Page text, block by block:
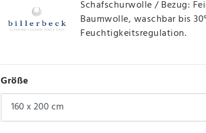
Schafschurwolle / Bezug:
Baumwolle, waschbar bis
Feuchtigkeitsregulation.
Größe